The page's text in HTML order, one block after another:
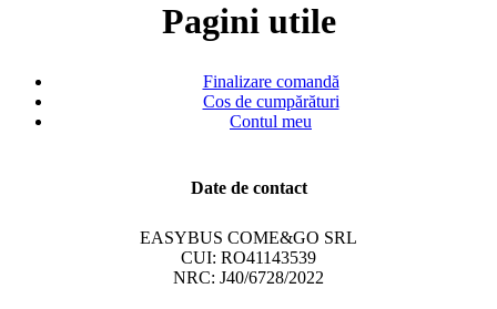
Pagini utile
Finalizare comandă
Cos de cumpărături
Contul meu
Date de contact
EASYBUS COME&GO SRL
CUI: RO41143539
NRC: J40/6728/2022